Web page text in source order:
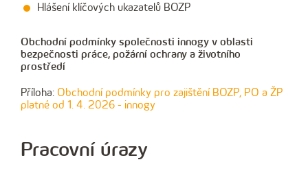
Hlášení klíčových ukazatelů BOZP
Obchodní podmínky společnosti innogy v oblasti
bezpečnosti práce, požární ochrany a životního
prostředí
Příloha: Obchodní podmínky pro zajištění BOZP, PO a ŽP
platné od 1. 4. 2026 - innogy
Pracovní úrazy